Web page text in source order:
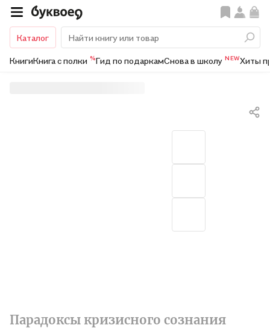
Каталог
КнигиКнига с полки %Гид по подаркамСнова в школу NEWХиты
Парадоксы кризисного сознания